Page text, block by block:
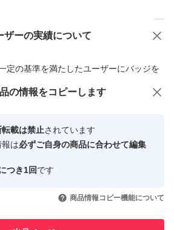
ザーの実績について
定の基準を満たしたユーザーにバッジを
心・安全なユーザーです
引を完了させた実績があります
商品への質問
の情報をコピーします
転載は禁止されています
は必ずご自身の商品に合わせて編集
つき1回です
商品情報コピー機能について
にオススメ